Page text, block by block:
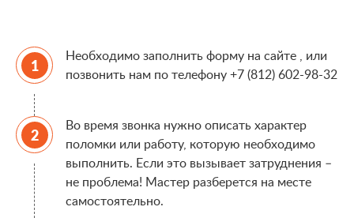
Необходимо заполнить форму на сайте , или
позвонить нам по телефону +7 (812) 602-98-32
Во время звонка нужно описать характер
поломки или работу, которую необходимо
выполнить. Если это вызывает затруднения –
не проблема! Мастер разберется на месте
самостоятельно.